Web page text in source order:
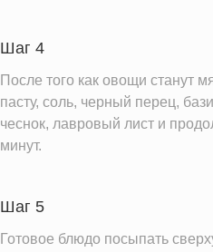
Шаг 4
После того как овощи станут
пасту, соль, черный перец,
чеснок, лавровый лист и
минут.
Шаг 5
Готовое блюдо посыпать